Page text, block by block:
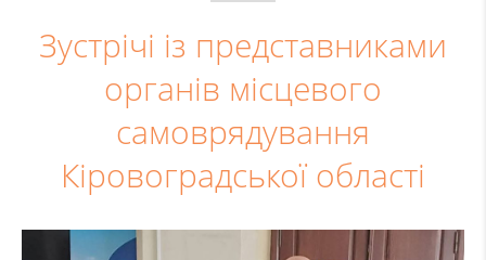
Зустрічі із представниками
органів місцевого
самоврядування
Кіровоградської області